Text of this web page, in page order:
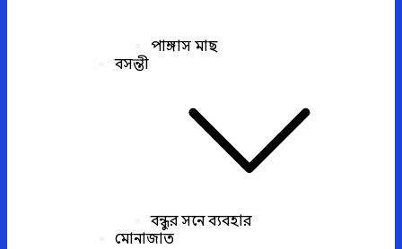
পাঙ্গাস মাছ
বসন্তী
বন্ধুর সনে ব্যবহার
মোনাজাত